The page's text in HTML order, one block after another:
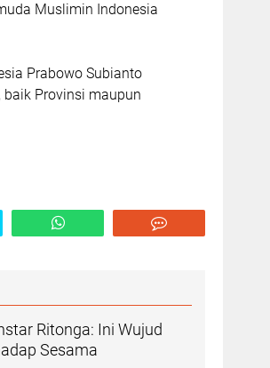
Muslimin Indonesia
Prabowo Subianto
Provinsi maupun
Ritonga: Ini Wujud
Sesama